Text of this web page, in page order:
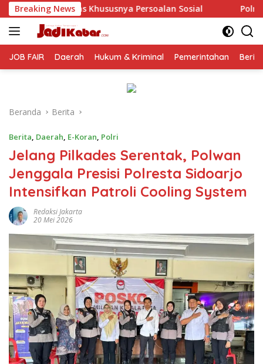
Langsung
ke
konten
Breaking News
Persoalan Sosial Polresta Malang Kota Gelar
JOB FAIR Daerah Hukum & Kriminal Pemerintahan
Beranda Berita
Berita, Daerah, E-Koran, Polri
Jelang Pilkades Serentak, Polwan
Jenggala Presisi Polresta Sidoarjo
Intensifkan Patroli Cooling System
Redaksi Jakarta
20 Mei 2026